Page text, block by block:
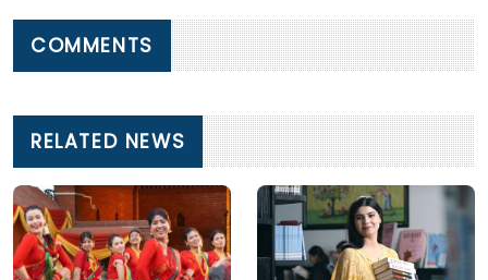
COMMENTS
RELATED NEWS